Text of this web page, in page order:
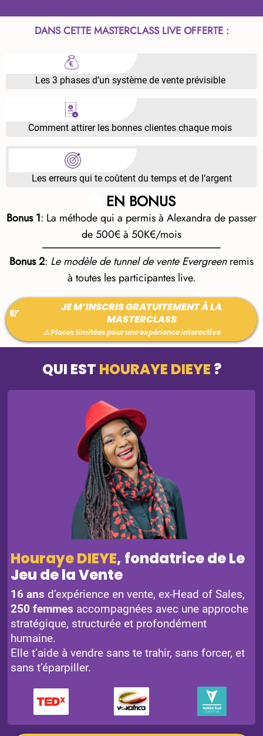
DANS CETTE MASTERCLASS LIVE OFFERTE :
Les 3 phases d’un système de vente prévisible
Comment attirer les bonnes clientes chaque mois
Les erreurs qui te coûtent du temps et de l’argent
EN BONUS
Bonus 1: La méthode qui a permis à Alexandra de passer
de 500€ à 50K€/mois
Bonus 2: Le modèle de tunnel de vente Evergreenremis
à toutes les participantes live.
JE M’INSCRIS GRATUITEMENT À LA
MASTERCLASS
⚠️ Places limitées pour une expérience interactive
QUI EST HOURAYE DIEYE ?
Houraye DIEYE, fondatrice de Le
Jeu de la Vente
16 ans d’expérience en vente, ex-Head of Sales,
250 femmes accompagnées avec une approche
stratégique, structurée et profondément
humaine.
Elle t’aide à vendre sans te trahir, sans forcer, et
sans t’éparpiller.